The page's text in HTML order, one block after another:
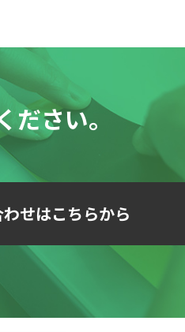
ださい。
せはこちらから